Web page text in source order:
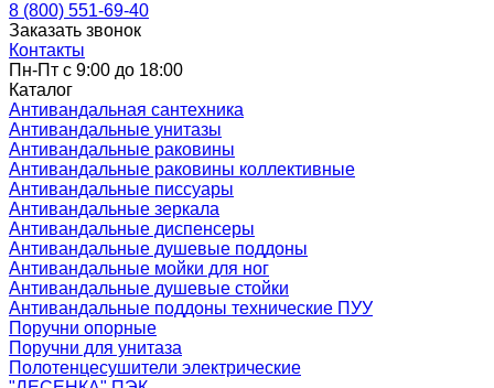
8 (800) 551-69-40
Заказать звонок
Контакты
Пн-Пт с 9:00 до 18:00
Каталог
Антивандальная сантехника
Антивандальные унитазы
Антивандальные раковины
Антивандальные раковины коллективные
Антивандальные писсуары
Антивандальные зеркала
Антивандальные диспенсеры
Антивандальные душевые поддоны
Антивандальные мойки для ног
Антивандальные душевые стойки
Антивандальные поддоны технические ПУУ
Поручни опорные
Поручни для унитаза
Полотенцесушители электрические